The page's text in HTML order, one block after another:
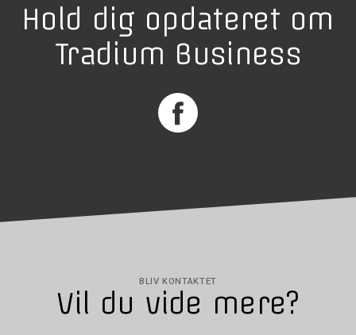
Hold dig opdateret om
Tradium Business
BLIV KONTAKTET
Vil du vide mere?